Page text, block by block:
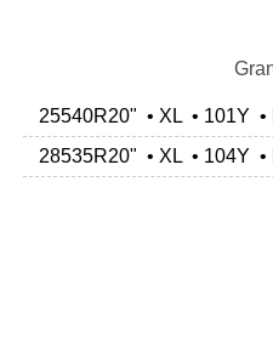
25540R20" • XL • 101Y •
28535R20" • XL • 104Y •